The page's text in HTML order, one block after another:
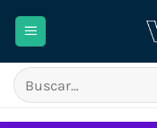
Buscar
por: